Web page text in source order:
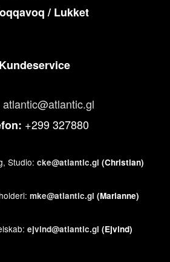
/ Lukket
Kundeservice
atlantic@atlantic.gl
+299 327880
Studio: cke@atlantic.gl (Christian)
mke@atlantic.gl (Marianne)
ejvind@atlantic.gl (Ejvind)